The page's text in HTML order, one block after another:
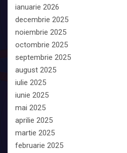
ianuarie 2026
decembrie 2025
noiembrie 2025
octombrie 2025
septembrie 2025
august 2025
iulie 2025
iunie 2025
mai 2025
aprilie 2025
martie 2025
februarie 2025